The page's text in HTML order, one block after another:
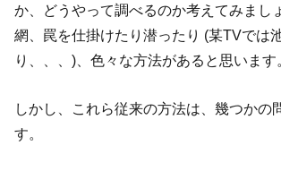
か、どうやって調べるのか考えてみまし
網、罠を仕掛けたり潜ったり (某TVでは
り、、、)、色々な方法があると思います
しかし、これら従来の方法は、幾つかの
す。